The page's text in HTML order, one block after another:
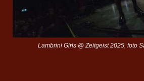
Lambrini Girls @ Zeitgeist 2025, foto